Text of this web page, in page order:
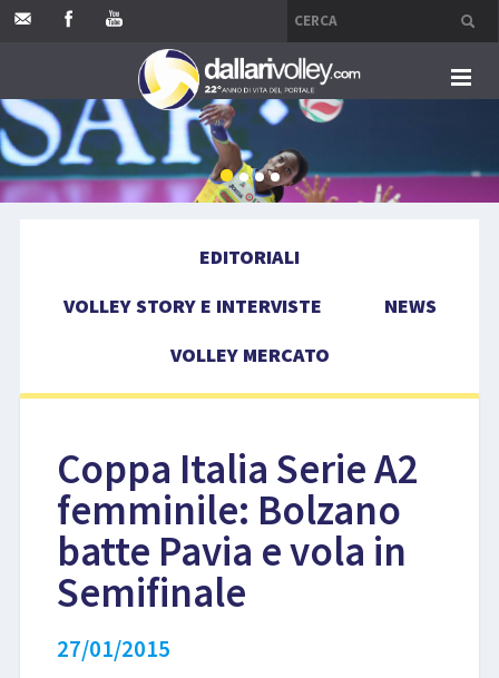
HOME
EVENTI
LIBRI
EDITORIALI
VOLLEY STORY E INTERVISTE
NEWS
VOLLEY MERCATO
Coppa Italia Serie A2
femminile: Bolzano
batte Pavia e vola in
Semifinale
27/01/2015